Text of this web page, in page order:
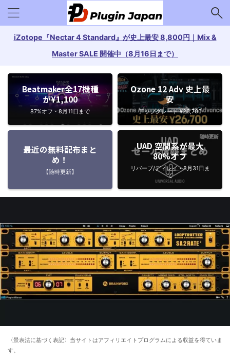
iZotope『Nectar 4 Standard』が史上最安 8,800円｜Mix &
Master SALE 開催中（8月16日まで）
Beatmaker全17機種
が¥1,100
87%オフ・8月11日まで
Ozone 12 Adv 史上最
安
アップグレード ¥26,700
最近の無料配布まと
め！
【随時更新】
UAD 空間系が最大
80%オフ
リバーブ/ディレイ・8月31日ま
で
〈景表法に基づく表記〉当サイトはアフィリエイトプログラムによる収益を得ていま
す。